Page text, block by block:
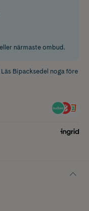
närmaste ombud.
Bipacksedel noga före